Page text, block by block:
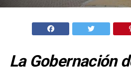
La Gobernación